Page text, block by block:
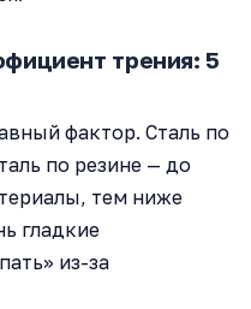
трения: 5
фактор. Сталь по
по резине — до
тем ниже
гладкие
из-за